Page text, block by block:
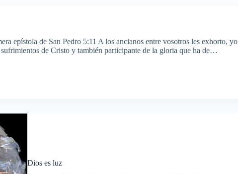
epístola de San Pedro 5:11 A los ancianos entre vosotros les exhorto, yo
de Cristo y también participante de la gloria que ha de…
Dios es luz